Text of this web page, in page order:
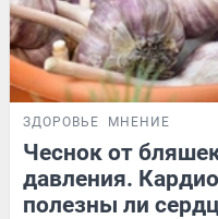
ЗДОРОВЬЕ МНЕНИЕ
Чеснок от
давления.
полезны ли